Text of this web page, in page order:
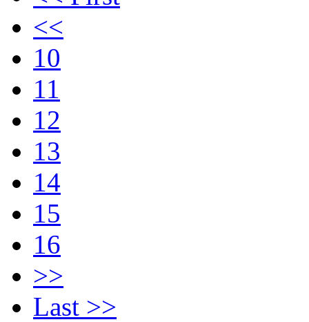
<<
10
11
12
13
14
15
16
>>
Last >>